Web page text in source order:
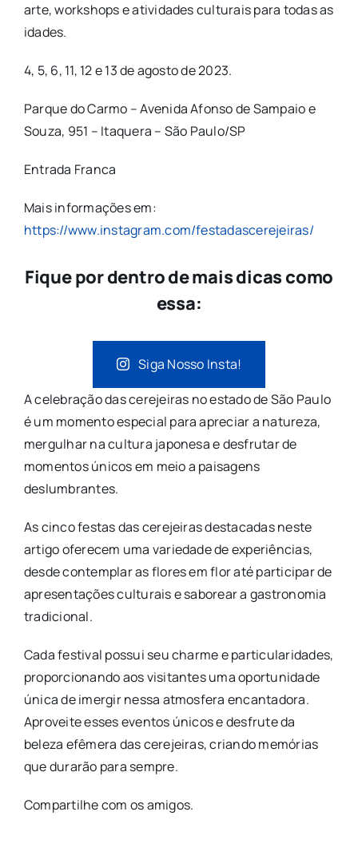
arte, workshops e atividades culturais para todas as
idades.
4, 5, 6, 11, 12 e 13 de agosto de 2023.
Parque do Carmo – Avenida Afonso de Sampaio e
Souza, 951 – Itaquera – São Paulo/SP
Entrada Franca
Mais informações em:
https://www.instagram.com/festadascerejeiras/
Fique por dentro de mais dicas como
essa:
Siga Nosso Insta!
A celebração das cerejeiras no estado de São Paulo
é um momento especial para apreciar a natureza,
mergulhar na cultura japonesa e desfrutar de
momentos únicos em meio a paisagens
deslumbrantes.
As cinco festas das cerejeiras destacadas neste
artigo oferecem uma variedade de experiências,
desde contemplar as flores em flor até participar de
apresentações culturais e saborear a gastronomia
tradicional.
Cada festival possui seu charme e particularidades,
proporcionando aos visitantes uma oportunidade
única de imergir nessa atmosfera encantadora.
Aproveite esses eventos únicos e desfrute da
beleza efêmera das cerejeiras, criando memórias
que durarão para sempre.
Compartilhe com os amigos.